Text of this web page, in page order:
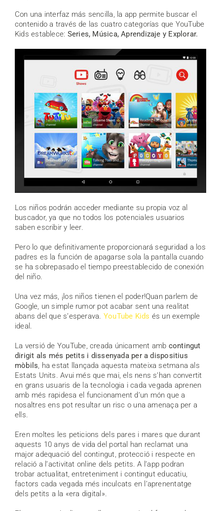
Con una interfaz más sencilla, la app permite buscar el
contenido a través de las cuatro categorías que YouTube
Kids establece: Series, Música, Aprendizaje y Explorar.
Los niños podrán acceder mediante su propia voz al
buscador, ya que no todos los potenciales usuarios
saben escribir y leer.
Pero lo que definitivamente proporcionará seguridad a los
padres es la función de apagarse sola la pantalla cuando
se ha sobrepasado el tiempo preestablecido de conexión
del niño.
Una vez más, ¡los niños tienen el poder!Quan parlem de
Google, un simple rumor pot acabar sent una realitat
abans del que s’esperava. YouTube Kids és un exemple
ideal.
La versió de YouTube, creada únicament amb contingut
dirigit als més petits i dissenyada per a dispositius
mòbils, ha estat llançada aquesta mateixa setmana als
Estats Units. Avui més que mai, els nens s’han convertit
en grans usuaris de la tecnologia i cada vegada aprenen
amb més rapidesa el funcionament d’un món que a
nosaltres ens pot resultar un risc o una amenaça per a
ells.
Eren moltes les peticions dels pares i mares que durant
aquests 10 anys de vida del portal han reclamat una
major adequació del contingut, protecció i respecte en
relació a l’activitat online dels petits. A l’app podran
trobar actualitat, entreteniment i contingut educatiu,
factors cada vegada més inculcats en l’aprenentatge
dels petits a la «era digital».